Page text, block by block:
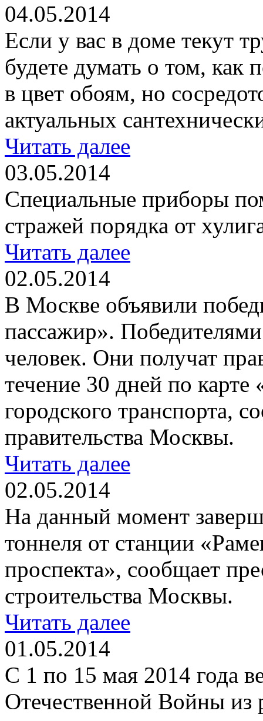
04.05.2014
Если у вас в доме текут
будете думать о том, как
в цвет обоям, но
актуальных
Читать далее
03.05.2014
Специальные приборы
стражей порядка от
Читать далее
02.05.2014
В Москве объявили
пассажир».
человек. Они получат
течение 30 дней по карте
городского транспорта,
правительства Москвы.
Читать далее
02.05.2014
На данный момент
тоннеля от станции
проспекта», сообщает
строительства Москвы.
Читать далее
01.05.2014
С 1 по 15 мая 2014 года
Отечественной Войны из